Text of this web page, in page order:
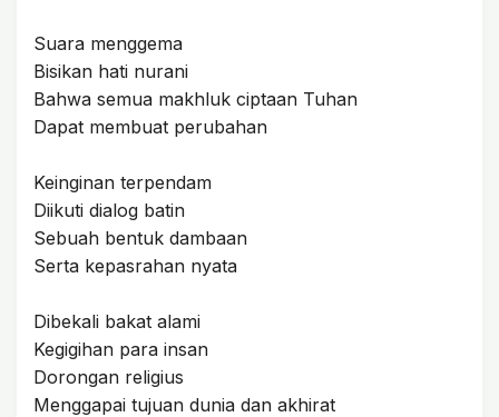
Suara menggema
Bisikan hati nurani
Bahwa semua makhluk ciptaan Tuhan
Dapat membuat perubahan
Keinginan terpendam
Diikuti dialog batin
Sebuah bentuk dambaan
Serta kepasrahan nyata
Dibekali bakat alami
Kegigihan para insan
Dorongan religius
Menggapai tujuan dunia dan akhirat